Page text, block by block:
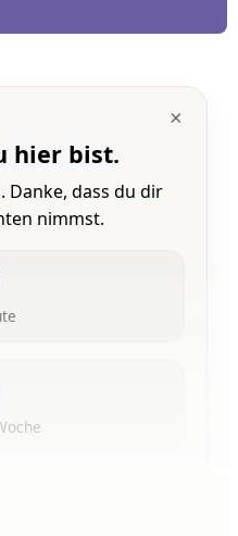
×
hier bist.
Danke, dass du dir
nimmst.